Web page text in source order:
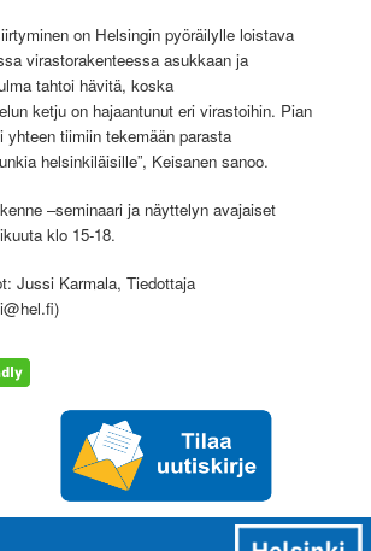
on Helsingin pyöräilylle loistava
virastorakenteessa asukkaan ja
tahtoi hävitä, koska
ketju on hajaantunut eri virastoihin. Pian
yhteen tiimiin tekemään parasta
helsinkiläisille”, Keisanen sanoo.
–seminaari ja näyttelyn avajaiset
klo 15-18.
Jussi Karmala, Tiedottaja
)